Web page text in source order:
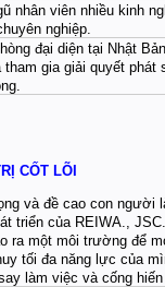
nhân viên nhiều kinh
nghiệp.
đại diện tại Nhật
tham gia giải quyết phát
CỐT LÕI
và đề cao con người
triển của REIWA.,
ra một môi trường để
tối đa năng lực của
làm việc và cống hiến